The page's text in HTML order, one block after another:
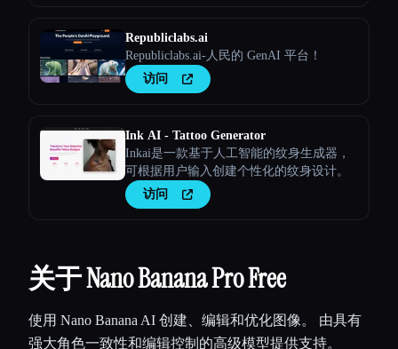
Republiclabs.ai
Republiclabs.ai-人民的 GenAI 平台！
访问
Ink AI - Tattoo Generator
Inkai是一款基于人工智能的纹身生成器，
可根据用户输入创建个性化的纹身设计。
访问
关于 Nano Banana Pro Free
使用 Nano Banana AI 创建、编辑和优化图像。 由具有
强大角色一致性和编辑控制的高级模型提供支持。